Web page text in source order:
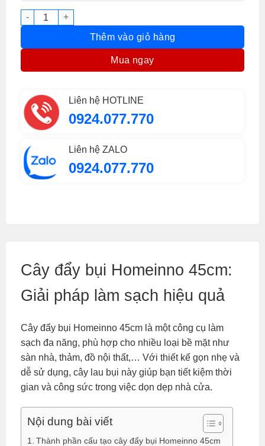
Cây đẩy bụi Homeinno 45cm số lượng
Thêm vào giỏ hàng
Mua ngay
Liên hệ HOTLINE
0924.077.770
Liên hệ ZALO
0924.077.770
Cây đẩy bụi Homeinno 45cm:
Giải pháp làm sạch hiệu quả
Cây đẩy bụi Homeinno 45cm là một công cụ làm
sạch đa năng, phù hợp cho nhiều loại bề mặt như
sàn nhà, thảm, đồ nội thất,… Với thiết kế gọn nhẹ và
dễ sử dụng, cây lau bụi này giúp bạn tiết kiệm thời
gian và công sức trong việc dọn dẹp nhà cửa.
Nội dung bài viết
Thành phần cấu tạo cây đẩy bụi Homeinno 45cm